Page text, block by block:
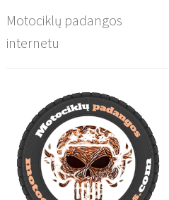
Motociklų padangos
internetu